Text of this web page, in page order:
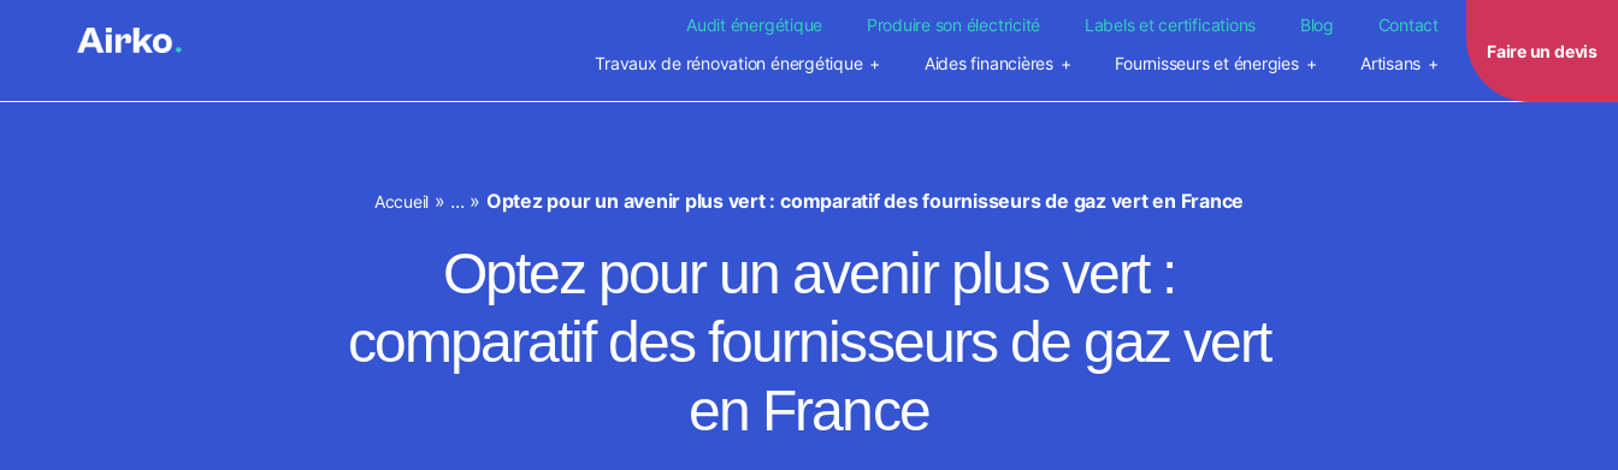
Audit énergétique Produire son électricité Labels et certifications Blog
Contact
Travaux de rénovation énergétique
Aides financières Fournisseurs et énergies Artisans
Faire un devis
Accueil » ... » Optez pour un avenir plus vert : comparatif des fournisseurs de gaz vert en France
Optez pour un avenir plus vert :
comparatif des fournisseurs de gaz vert
en France